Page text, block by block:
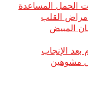
الحمل المساعدة
القلب
المبيض
بعد الإنجاب
مشوهين